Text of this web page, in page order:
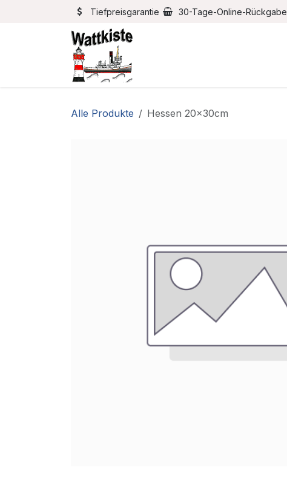
Zum Inhalt springenTiefpreisgarantie 30-Tage-Online-Rückgabe
Alle Produkte Hessen 20x30cm